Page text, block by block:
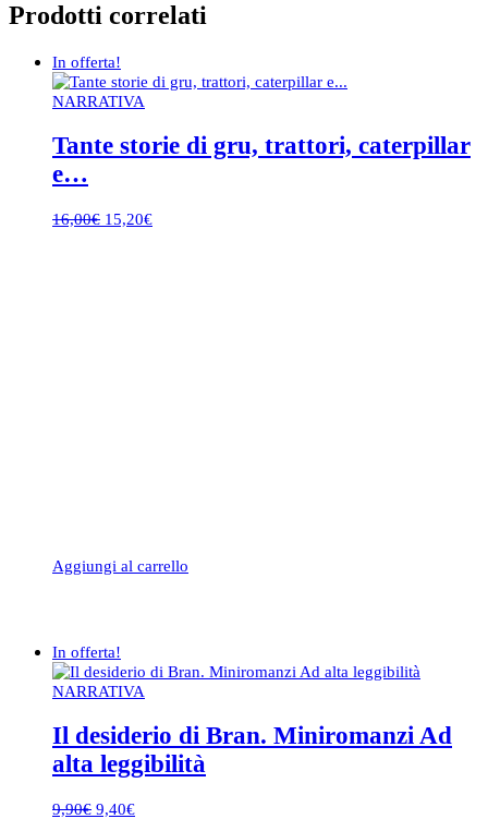
Prodotti correlati
In offerta!
NARRATIVA
Tante storie di gru, trattori, caterpillar
e…
16,00€ Il15,20€Il
Aggiungi al carrello
In offerta!
NARRATIVA
Il desiderio di Bran. Miniromanzi Ad
alta leggibilità
9,90€ Il
9,40€Il